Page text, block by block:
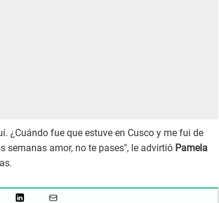
¿Cuándo fue que estuve en Cusco y me fui de
semanas amor, no te pases", le advirtió Pamela